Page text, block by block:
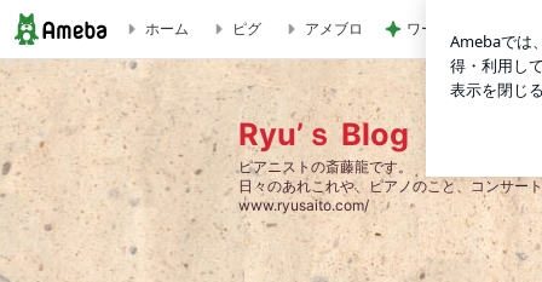
ベートーヴェンピアノソナタ全曲プロジェクトⅠ | Ryu’ｓ
ホーム ピグ アメブロ ワークマンのスニ
Ryu’ｓ Blog
ピアニストの斎藤龍です。
日々のあれこれや、ピアノのこと、コンサー
www.ryusaito.com/